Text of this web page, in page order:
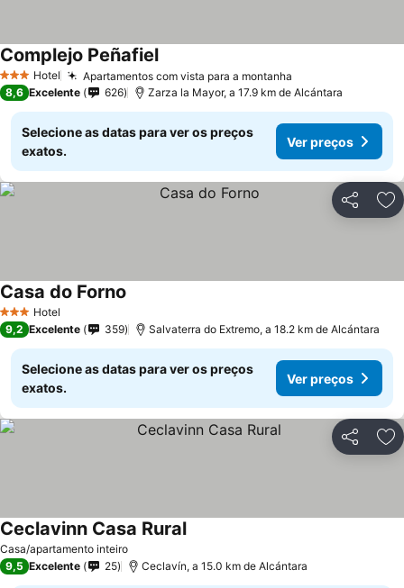
3 EstrelasHotel Apartamentos com vista para a montanha
Complejo Peñafiel
8,6 Excelente 626 Zarza la Mayor, a 17.9 km de Alcántara
Selecione as datas para ver os preços
exatos.
Ver preços
Partilhar
3 EstrelasHotel
Casa do Forno
9,2 Excelente 359 Salvaterra do Extremo, a 18.2 km de Alcántara
Selecione as datas para ver os preços
exatos.
Ver preços
Partilhar
Casa/apartamento inteiro
Ceclavinn Casa Rural
9,5 Excelente 25 Ceclavín, a 15.0 km de Alcántara